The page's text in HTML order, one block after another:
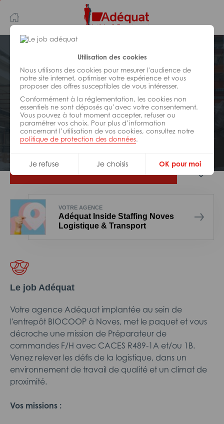
Utilisation des cookies
Nous utilisons des cookies pour mesurer l'audience de
notre site internet, optimiser votre expérience et vous
proposer des offres susceptibles de vous intéresser.
Conformément à la réglementation, les cookies non
essentiels ne sont déposés qu’avec votre consentement.
Vous pouvez à tout moment accepter, refuser ou
paramétrer vos choix. Pour plus d’information
concernant l’utilisation de vos cookies, consultez notre
politique de protection des données.
Je refuse Je choisis OK pour moi
au
contenu
principal
navigation
LOGISTIQUE
Réf : 0RV-318010
Préparateur de commandes H/F
Interim Graveson
VOTRE AGENCE
Adéquat Inside Staffing Noves
Logistique & Transport
Le job Adéquat
Votre agence Adéquat implantée au sein de
l'entrepôt BIOCOOP à Noves, met le paquet et vous
décroche une mission de Préparateur de
commandes F/H avec CACES R489-1A et/ou 1B.
Venez relever les défis de la logistique, dans un
environnement de travail de qualité et un climat de
proximité.
Vos missions :